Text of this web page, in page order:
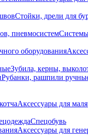
Стойки, дрели для
пневмосистем
оборудования
Зубила, керны,
Рубанки, рашпили
Аксессуары для
Спецобувь
Аксессуары для